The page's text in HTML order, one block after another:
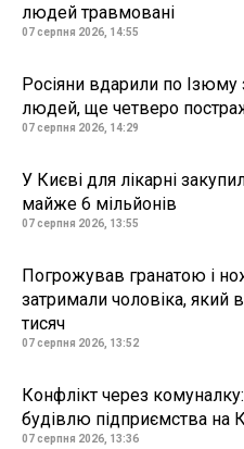
людей травмовані
07 серпня 2026, 14:55
Росіяни вдарили по
людей, ще четверо
07 серпня 2026, 14:29
У Києві для лікарні
майже 6 мільйонів
07 серпня 2026, 13:55
Погрожував гранатою і
затримали чоловіка,
тисяч
07 серпня 2026, 13:52
Конфлікт через
будівлю підприємства на
07 серпня 2026, 13:36